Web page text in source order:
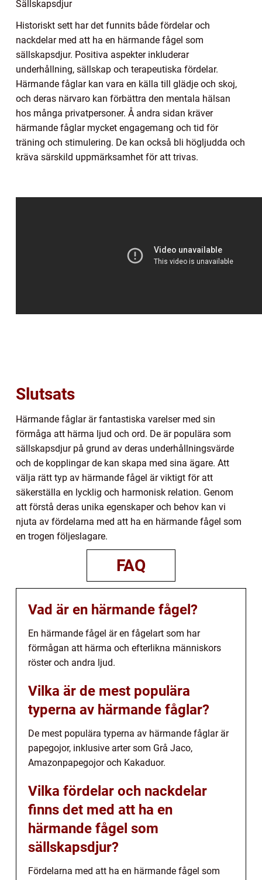
Sällskapsdjur
Historiskt sett har det funnits både fördelar och
nackdelar med att ha en härmande fågel som
sällskapsdjur. Positiva aspekter inkluderar
underhållning, sällskap och terapeutiska fördelar.
Härmande fåglar kan vara en källa till glädje och skoj,
och deras närvaro kan förbättra den mentala hälsan
hos många privatpersoner. Å andra sidan kräver
härmande fåglar mycket engagemang och tid för
träning och stimulering. De kan också bli högljudda och
kräva särskild uppmärksamhet för att trivas.
Slutsats
Härmande fåglar är fantastiska varelser med sin
förmåga att härma ljud och ord. De är populära som
sällskapsdjur på grund av deras underhållningsvärde
och de kopplingar de kan skapa med sina ägare. Att
välja rätt typ av härmande fågel är viktigt för att
säkerställa en lycklig och harmonisk relation. Genom
att förstå deras unika egenskaper och behov kan vi
njuta av fördelarna med att ha en härmande fågel som
en trogen följeslagare.
FAQ
Vad är en härmande fågel?
En härmande fågel är en fågelart som har
förmågan att härma och efterlikna människors
röster och andra ljud.
Vilka är de mest populära
typerna av härmande fåglar?
De mest populära typerna av härmande fåglar är
papegojor, inklusive arter som Grå Jaco,
Amazonpapegojor och Kakaduor.
Vilka fördelar och nackdelar
finns det med att ha en
härmande fågel som
sällskapsdjur?
Fördelarna med att ha en härmande fågel som